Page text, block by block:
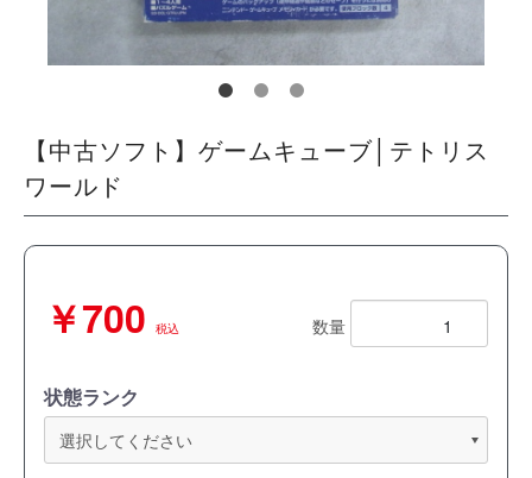
【中古ソフト】ゲームキューブ│テトリス
ワールド
￥700 税込
状態ランク
数量